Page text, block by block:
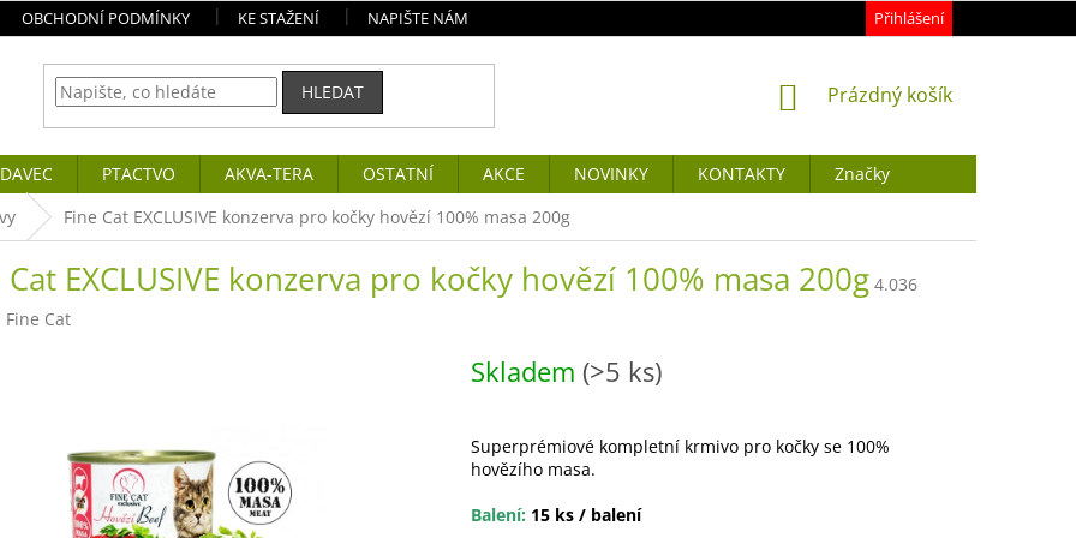
OBCHODNÍ PODMÍNKY KE STAŽENÍ NAPIŠTE NÁM Přihlášení
HLEDAT
NÁKUPNÍ
Prázdný košík
PTACTVO AKVA-TERA OSTATNÍ AKCE NOVINKY KONTAKTY
Značky
Fine Cat EXCLUSIVE konzerva pro kočky hovězí 100% masa 200g
Cat EXCLUSIVE konzerva pro kočky hovězí 100% masa 200g 4.036
Fine Cat
Skladem (>5 ks)
Superprémiové kompletní krmivo pro kočky se 100%
hovězího masa.
Balení: 15 ks / balení